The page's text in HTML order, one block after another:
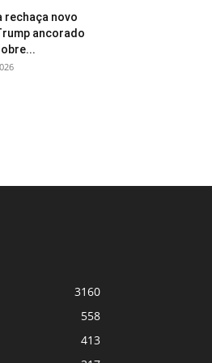
rechaça novo
ancorado
3160
558
413